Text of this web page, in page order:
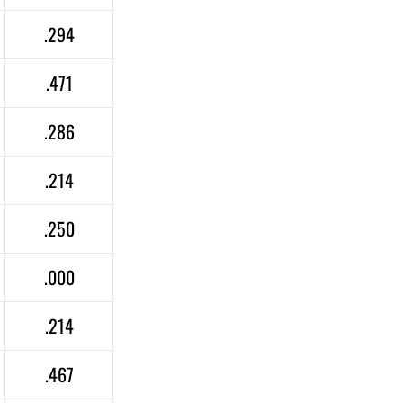
.294
.471
.286
.214
.250
.000
.214
.467